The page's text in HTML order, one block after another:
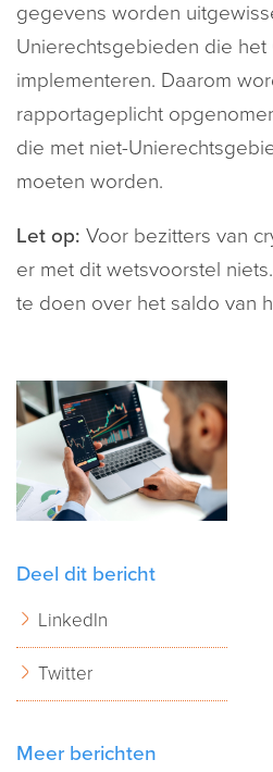
gegevens worden
Unierechtsgebieden die het
implementeren. Daarom
rapportageplicht
die met niet-
moeten worden.
Let op: Voor bezitters van
er met dit wetsvoorstel
te doen over het saldo van
Deel dit bericht
LinkedIn
Twitter
Meer berichten